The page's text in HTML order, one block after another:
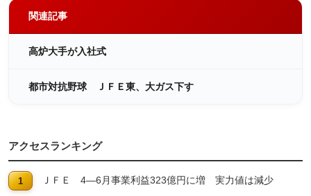
関連記事
高炉大手が入社式
都市対抗野球 ＪＦＥ東、大ガス下す
アクセスランキング
ＪＦＥ 4―6月事業利益323億円に増 実力値は減少